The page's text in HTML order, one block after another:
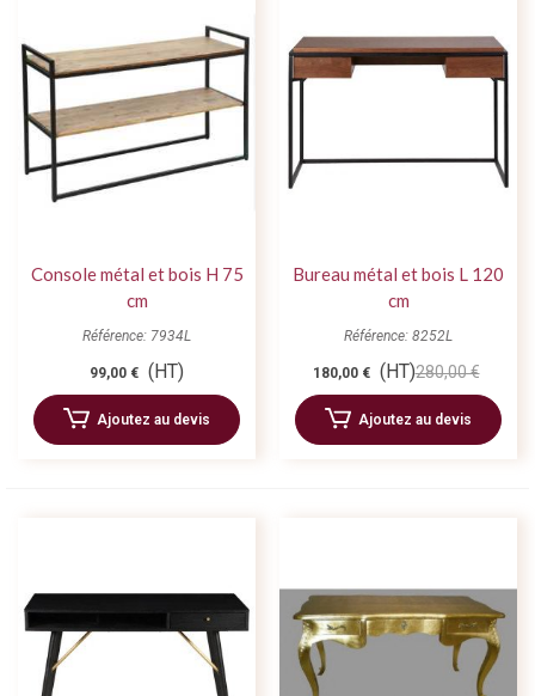
Console métal et bois H 75
cm
Référence: 7934L
99,00 € (HT)
Ajoutez au devis
Bureau métal et bois L 120
cm
Référence: 8252L
180,00 € (HT)280,00 €
Ajoutez au devis